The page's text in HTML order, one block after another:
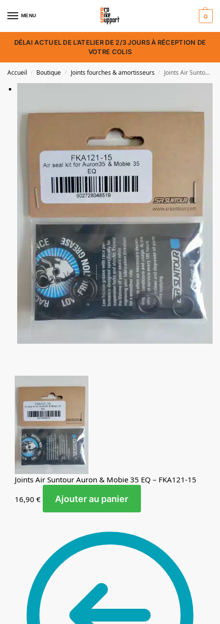
MENU 0
DÉLAI ACTUEL DE L’ATELIER DE 2/3 JOURS À RÉCEPTION DE
VOTRE COLIS
Accueil / Boutique / Joints fourches & amortisseurs / Joints Air Suntour Auron & Mobie 35 EQ – FKA121-15
Joints Air Suntour Auron & Mobie 35 EQ – FKA121-15
16,90 € Ajouter au panier